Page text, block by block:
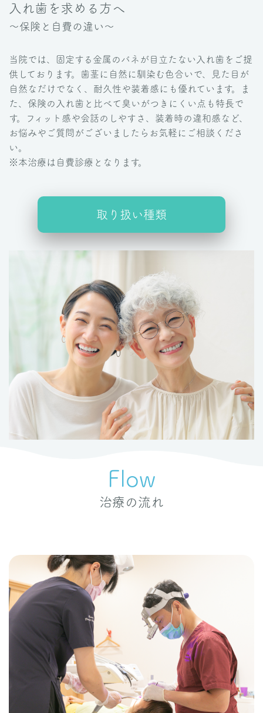
入れ歯を求める方へ
〜保険と自費の違い〜
当院では、固定する金属のバネが目立たない入れ歯をご提
供しております。歯茎に自然に馴染む色合いで、見た目が
自然なだけでなく、耐久性や装着感にも優れています。ま
た、保険の入れ歯と比べて臭いがつきにくい点も特長で
す。フィット感や会話のしやすさ、装着時の違和感など、
お悩みやご質問がございましたらお気軽にご相談くださ
い。
※本治療は自費診療となります。
取り扱い種類
Flow
治療の流れ